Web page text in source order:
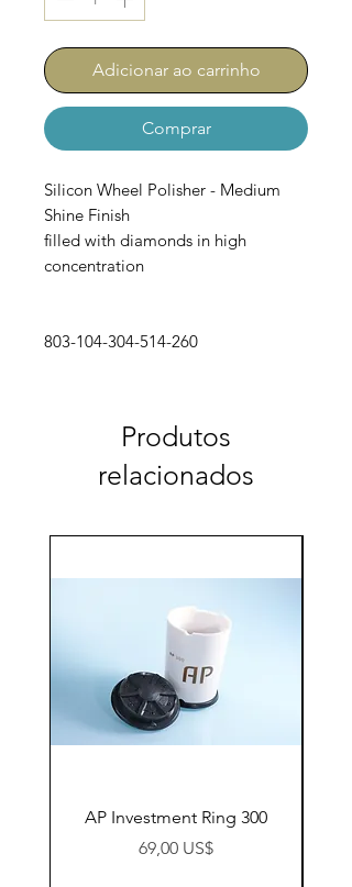
Adicionar ao carrinho
Comprar
Silicon Wheel Polisher - Medium
Shine Finish
filled with diamonds in high
concentration
803-104-304-514-260
Produtos
relacionados
AP Investment Ring 300
Preço
69,00 US$